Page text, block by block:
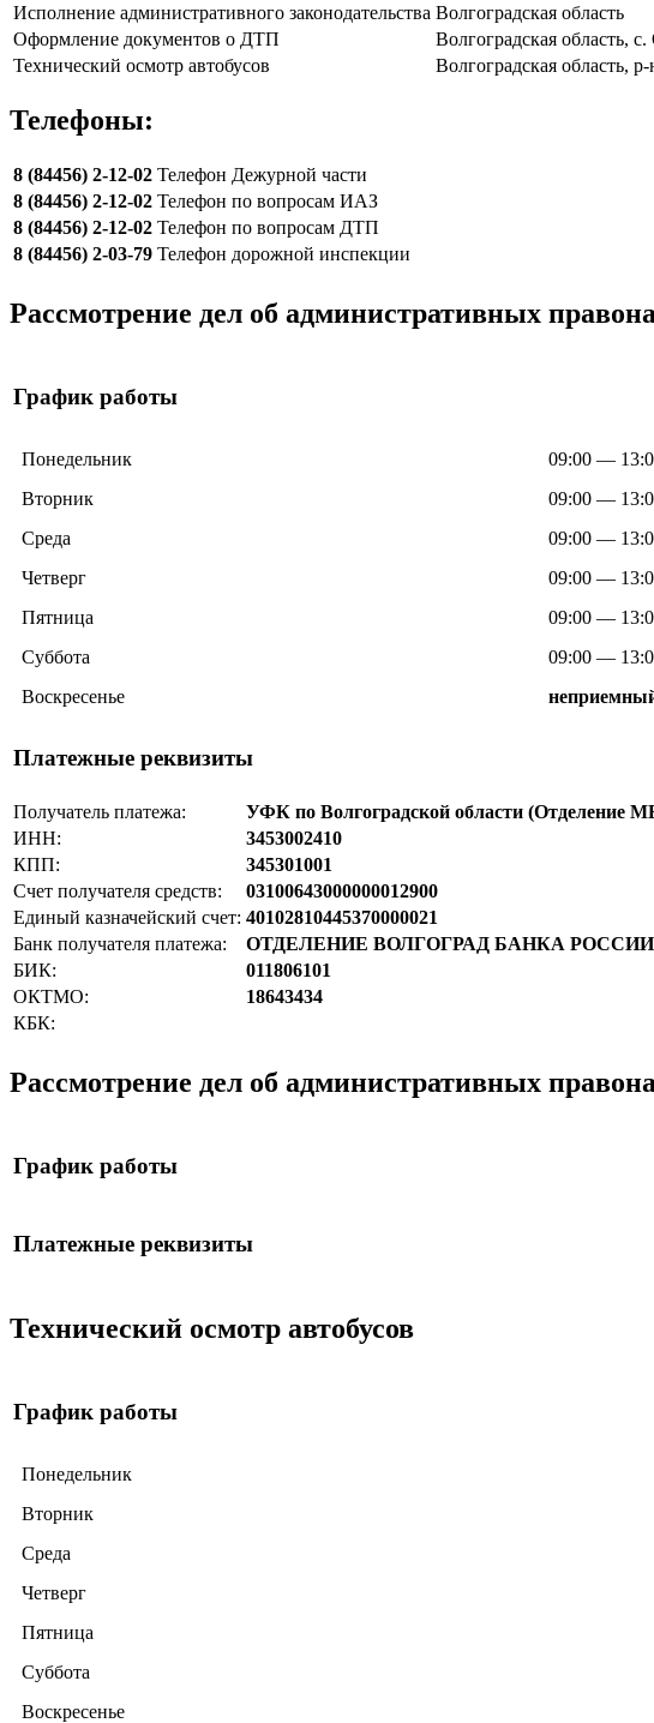
Исполнение административного законодательства Волгоградская область
Оформление документов о ДТП
Волгоградская область,
Технический осмотр автобусов
Волгоградская область,
Телефоны:
8 (84456) 2-12-02 Телефон Дежурной части
8 (84456) 2-12-02 Телефон по вопросам ИАЗ
8 (84456) 2-12-02 Телефон по вопросам ДТП
8 (84456) 2-03-79 Телефон дорожной инспекции
Рассмотрение дел об административных
График работы
Понедельник
09:00 —
Вторник
09:00 —
Среда
09:00 —
Четверг
09:00 —
Пятница
09:00 —
Суббота
09:00 —
Воскресенье
Платежные реквизиты
Получатель платежа:
УФК по Волгоградской области (Отделение
ИНН:
3453002410
КПП:
345301001
Счет получателя средств:
03100643000000012900
Единый казначейский счет: 40102810445370000021
Банк получателя платежа:
ОТДЕЛЕНИЕ ВОЛГОГРАД БАНКА РОССИИ//
БИК:
011806101
ОКТМО:
18643434
КБК:
Рассмотрение дел об административных
График работы
Платежные реквизиты
Технический осмотр автобусов
График работы
Понедельник
Вторник
Среда
Четверг
Пятница
Суббота
Воскресенье